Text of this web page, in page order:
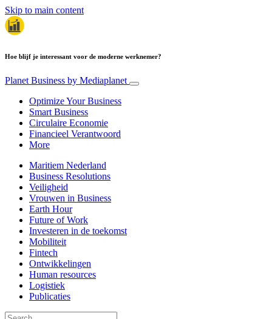
Skip to main content
Hoe blijf je interessant voor de moderne werknemer?
Planet Business by Mediaplanet
Optimize Your Business
Smart Business
Circulaire Economie
Financieel Verantwoord
More
Maritiem Nederland
Business Resolutions
Veiligheid
Vrouwen in Business
Earth Hour
Future of Work
Investeren in de toekomst
Mobiliteit
Fintech
Ontwikkelingen
Human resources
Logistiek
Publicaties